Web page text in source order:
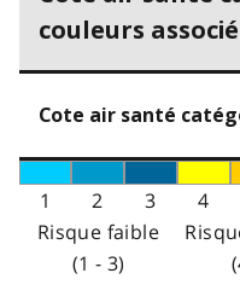
couleurs
Cote air santé
1 2 3 4
Risque faible
(1 - 3)